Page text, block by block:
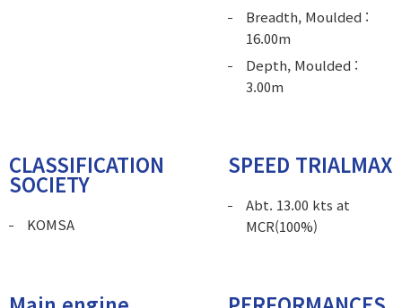
Breadth, Moulded :
16.00m
Depth, Moulded :
3.00m
CLASSIFICATION
SOCIETY
KOMSA
SPEED TRIALMAX
Abt. 13.00 kts at
MCR(100%)